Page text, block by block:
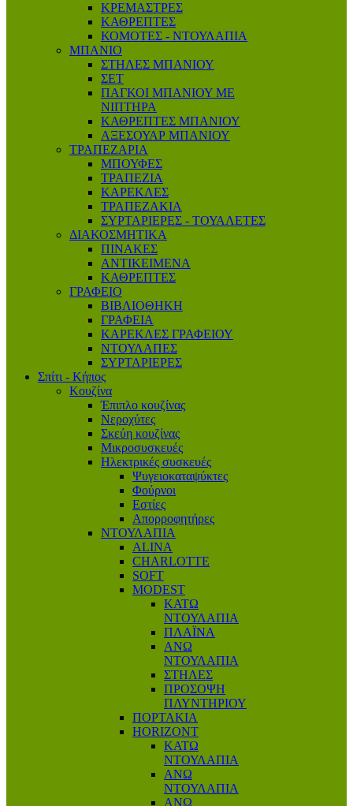
ΚΡΕΜΑΣΤΡΕΣ
ΚΑΘΡΕΠΤΕΣ
ΚΟΜΟΤΕΣ - ΝΤΟΥΛΑΠΙΑ
ΜΠΑΝΙΟ
ΣΤΗΛΕΣ ΜΠΑΝΙΟΥ
ΣΕΤ
ΠΑΓΚΟΙ ΜΠΑΝΙΟΥ ΜΕ
ΝΙΠΤΗΡΑ
ΚΑΘΡΕΠΤΕΣ ΜΠΑΝΙΟΥ
ΑΞΕΣΟΥΑΡ ΜΠΑΝΙΟΥ
ΤΡΑΠΕΖΑΡΙΑ
ΜΠΟΥΦΕΣ
ΤΡΑΠΕΖΙΑ
ΚΑΡΕΚΛΕΣ
ΤΡΑΠΕΖΑΚΙΑ
ΣΥΡΤΑΡΙΕΡΕΣ - ΤΟΥΑΛΕΤΕΣ
ΔΙΑΚΟΣΜΗΤΙΚΑ
ΠΙΝΑΚΕΣ
ΑΝΤΙΚΕΙΜΕΝΑ
ΚΑΘΡΕΠΤΕΣ
ΓΡΑΦΕΙΟ
ΒΙΒΛΙΟΘΗΚΗ
ΓΡΑΦΕΙΑ
ΚΑΡΕΚΛΕΣ ΓΡΑΦΕΙΟΥ
ΝΤΟΥΛΑΠΕΣ
ΣΥΡΤΑΡΙΕΡΕΣ
Σπίτι - Κήπος
Κουζίνα
Έπιπλο κουζίνας
Νεροχύτες
Σκεύη κουζίνας
Μικροσυσκευές
Ηλεκτρικές συσκευές
Ψυγειοκαταψύκτες
Φούρνοι
Εστίες
Απορροφητήρες
ΝΤΟΥΛΑΠΙΑ
ALINA
CHARLOTTE
SOFT
MODEST
ΚΑΤΩ
ΝΤΟΥΛΑΠΙΑ
ΠΛΑΪΝΑ
ΑΝΩ
ΝΤΟΥΛΑΠΙΑ
ΣΤΗΛΕΣ
ΠΡΟΣΟΨΗ
ΠΛΥΝΤΗΡΙΟΥ
ΠΟΡΤΑΚΙΑ
HORIZONT
ΚΑΤΩ
ΝΤΟΥΛΑΠΙΑ
ΑΝΩ
ΝΤΟΥΛΑΠΙΑ
ΑΝΩ